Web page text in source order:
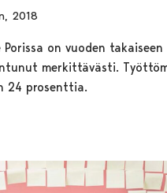
2018
on vuoden takaiseen
merkittävästi.
24 prosenttia.